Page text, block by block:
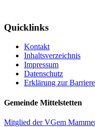
Quicklinks
Kontakt
Inhaltsverzeichnis
Impressum
Datenschutz
Erklärung zur
Gemeinde Mittelstetten
Mitglied der VGem